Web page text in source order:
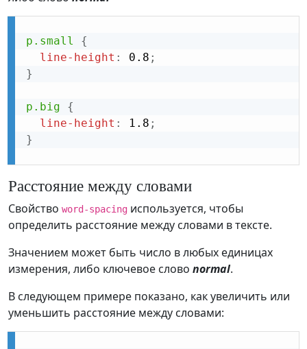
p.small
{
line-height : 0.8 ;
}
p.big
{
line-height : 1.8 ;
}
Расстояние между словами
Свойство word-spacing используется, чтобы
определить расстояние между словами в тексте.
Значением может быть число в любых единицах
измерения, либо ключевое слово normal.
В следующем примере показано, как увеличить или
уменьшить расстояние между словами: